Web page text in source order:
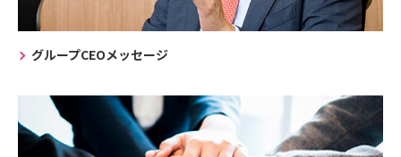
グループCEOメッセージ